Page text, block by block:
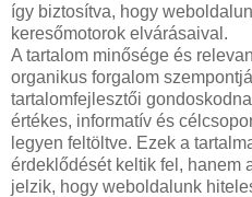
így biztosítva, hogy
keresőmotorok elvárásaival.
A tartalom minősége és
organikus forgalom
tartalomfejlesztői
értékes, informatív és
legyen feltöltve. Ezek a
érdeklődését keltik fel, hanem
jelzik, hogy weboldalunk